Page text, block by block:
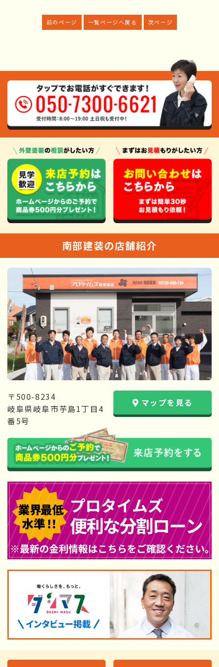
前のページ 一覧ページへ戻る 次ページ
南部建装の店舗紹介
〒500-8234
岐阜県岐阜市芋島1丁目4
番5号
マップを見る